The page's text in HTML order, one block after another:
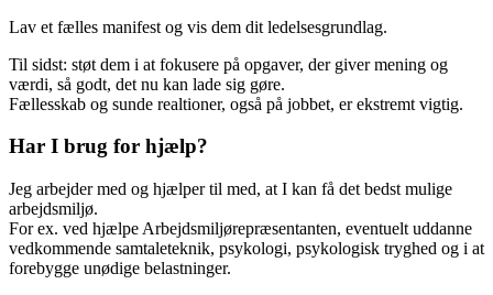
Lav et fælles manifest og vis dem dit ledelsesgrundlag.
Til sidst: støt dem i at fokusere på opgaver, der giver mening og
værdi, så godt, det nu kan lade sig gøre.
Fællesskab og sunde realtioner, også på jobbet, er ekstremt vigtig.
Har I brug for hjælp?
Jeg arbejder med og hjælper til med, at I kan få det bedst mulige
arbejdsmiljø.
For ex. ved hjælpe Arbejdsmiljørepræsentanten, eventuelt uddanne
vedkommende samtaleteknik, psykologi, psykologisk tryghed og i at
forebygge unødige belastninger.